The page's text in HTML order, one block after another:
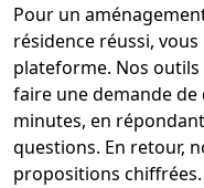
Pour un
résidence réussi,
plateforme. Nos
faire une demande de
minutes, en
questions. En retour,
propositions